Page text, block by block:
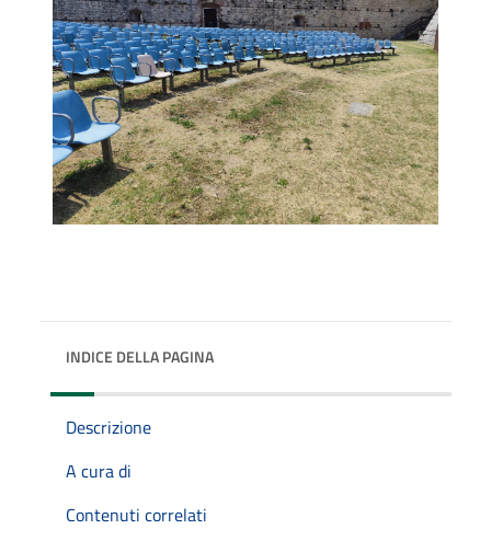
INDICE DELLA PAGINA
Descrizione
A cura di
Contenuti correlati